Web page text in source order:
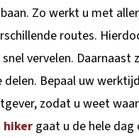
Zo werkt u met
routes.
vervelen. Daarnaast
delen. Bepaal uw
zodat u weet
hiker gaat u de hele